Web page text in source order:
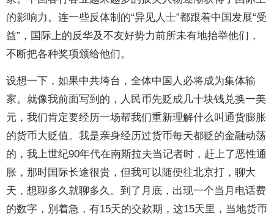
的影响力。连一些反体制的“异见人士”都跟着中国发展“受
益”，国际上的反华及不友好势力前所未有地抬举他们，
不断把各种奖项颁给他们。
设想一下，如果中共垮台，全体中国人必将成为集体输
家。就像我前面写到的，人民币先贬成几十块钱兑换一美
元，我们肯定要经历一场帮我们重新理解什么叫通货膨胀
的货币大贬值。我是亲身经历过货币每天都贬的金融动荡
的，我上世纪90年代在南斯拉夫当记者时，赶上了恶性通
胀，那时国际长途很贵，但我可以随便往北京打，聊大
天，想聊多久就聊多久。到了月底，出现一个当月电话费
的数字，别着急，有15天的交款期，这15天里，当地货币